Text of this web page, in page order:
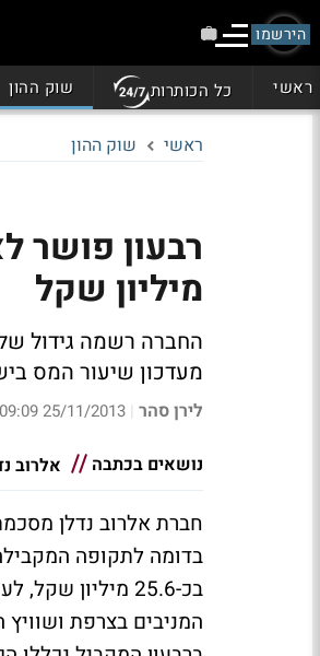
הירשמו
ראשי כל הכותרות שוק ההון
ראשי שוק ההון
מיליון שקל
מעדכון שיעור המס
לירן סהר |
25/11/2013 09:09
נושאים בכתבה
אלרוב
בדומה לתקופה